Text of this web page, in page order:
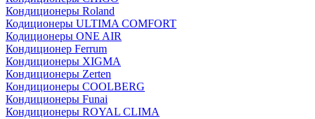
Кондиционеры Roland
Кодиционеры ULTIMA COMFORT
Кодиционеры ONE AIR
Кондиционер Ferrum
Кондиционеры XIGMA
Кондиционеры Zerten
Кондиционеры СOOLBERG
Кондиционеры Funai
Кондиционеры ROYAL CLIMA